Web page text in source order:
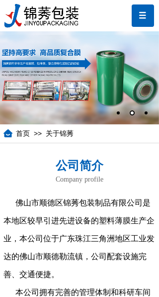
首页 >> 关于锦莠
公司简介
Company profile
佛山市顺德区锦莠包装制品有限公司是
本地区较早引进先进设备的塑料薄膜生产企
业，本公司位于广东珠江三角洲地区工业发
达的佛山市顺德勒流镇，公司配套设施完
善、交通便捷。
本公司拥有完善的管理体制和科研车间